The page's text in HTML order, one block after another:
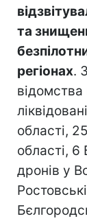
та
регіонах.
області,
області,
дронів у